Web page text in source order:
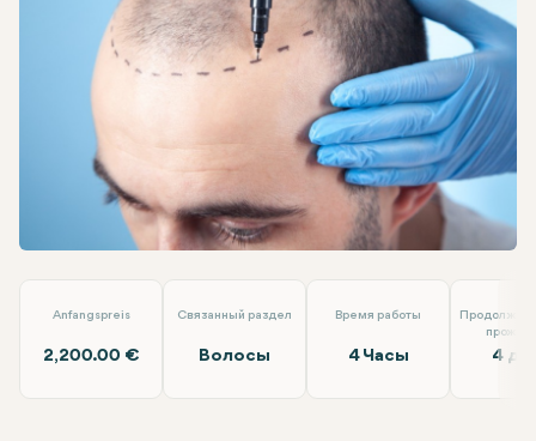
Linkedin
Электронная почта
Anfangspreis
2,200.00 €
Связанный раздел
Волосы
Время работы
4 Часы 4